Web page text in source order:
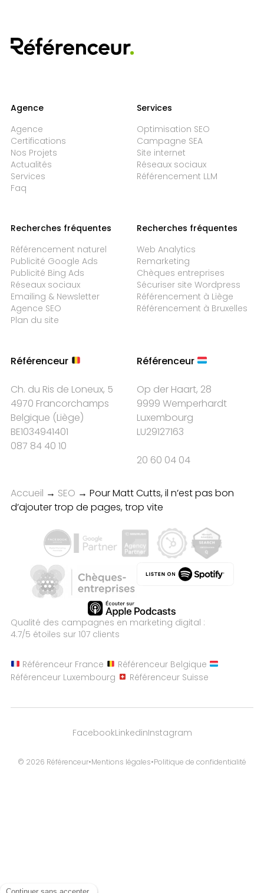
Agence
Agence
Certifications
Nos Projets
Actualités
Services
Faq
Services
Optimisation SEO
Campagne SEA
Site internet
Réseaux sociaux
Référencement LLM
Recherches fréquentes
Référencement naturel
Publicité Google Ads
Publicité Bing Ads
Réseaux sociaux
Emailing & Newsletter
Agence SEO
Plan du site
Recherches fréquentes
Web Analytics
Remarketing
Chèques entreprises
Sécuriser site Wordpress
Référencement à Liège
Référencement à Bruxelles
Référenceur
Ch. du Ris de Loneux, 5
4970 Francorchamps
Belgique (Liège)
BE1034941401
087 84 40 10
Référenceur
Op der Haart, 28
9999 Wemperhardt
Luxembourg
LU29127163
20 60 04 04
Accueil → SEO → Pour Matt Cutts, il n’est pas bon
d’ajouter trop de pages, trop vite
Qualité des campagnes en marketing digital :
4.7/5 étoiles sur 107 clients
Référenceur France
Référenceur Belgique
Référenceur Luxembourg
Référenceur Suisse
© 2026 Référenceur•Mentions légales•Politique de confidentialité
FacebookLinkedinInstagram